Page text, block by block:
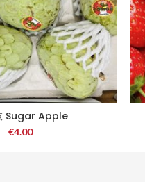
Sugar Apple
€4.00